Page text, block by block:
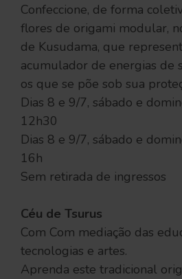
Confeccione, de forma
flores de origami modular,
de Kusudama, que
acumulador de energias de
os que se põe sob sua
Dias 8 e 9/7, sábado e
12h30
Dias 8 e 9/7, sábado e
16h
Sem retirada de ingressos
Céu de Tsurus
Com Com mediação das
tecnologias e artes.
Aprenda este tradicional